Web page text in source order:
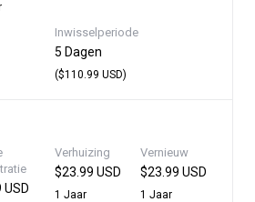
Inwisselperiode
5 Dagen
($110.99 USD)
USD
Verhuizing
$23.99 USD
1 Jaar
Vernieuw
$23.99 USD
1 Jaar